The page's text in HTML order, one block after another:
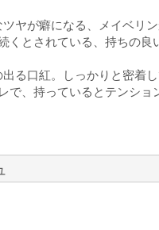
ヤが癖になる、メイベリ
とされている、持ちの良
る口紅。しっかりと密着
、持っているとテンショ